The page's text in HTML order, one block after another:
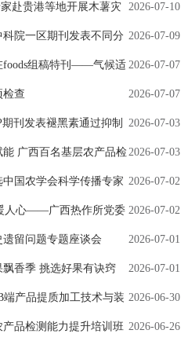
2026-07-10
赴贵港等地开展木薯灾
2026-07-09
院一区期刊发表不同分
分子机制研究的论文 2026-07-07
foods组稿特刊——气候适
用与深度开发 2026-07-07
检查
2026-07-03
刊发表褪黑素通过抑制
MAPK信号通路来延缓芒果成熟的
2026-07-03
广西百名基层农产品检
2026-07-02
国农学会科学传播专家
2026-07-02
人心——广西热作所党委
2026-07-01
留问题专题座谈会
2026-07-01
香季 挑选好果有诀窍
2026-06-30
端产品提质加工技术与装
定 2026-06-26
品检测能力提升培训班